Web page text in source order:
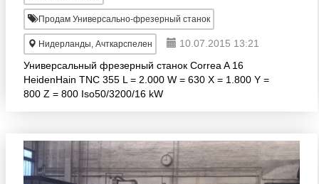
Продам Универсально-фрезерный станок
Нидерланды, Ачткарспелен
10.07.2015 13:21
Универсальный фрезерный станок Correa A 16
HeidenHain TNC 355 L = 2.000 W = 630 X = 1.800 Y =
800 Z = 800 Iso50/3200/16 kW